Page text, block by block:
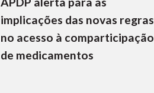
implicações das novas regras
no acesso à comparticipação
de medicamentos